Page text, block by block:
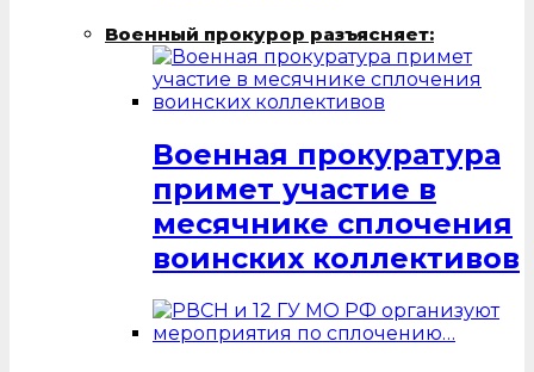
Военный прокурор разъясняет:
Военная прокуратура
примет участие в
месячнике сплочения
воинских коллективов